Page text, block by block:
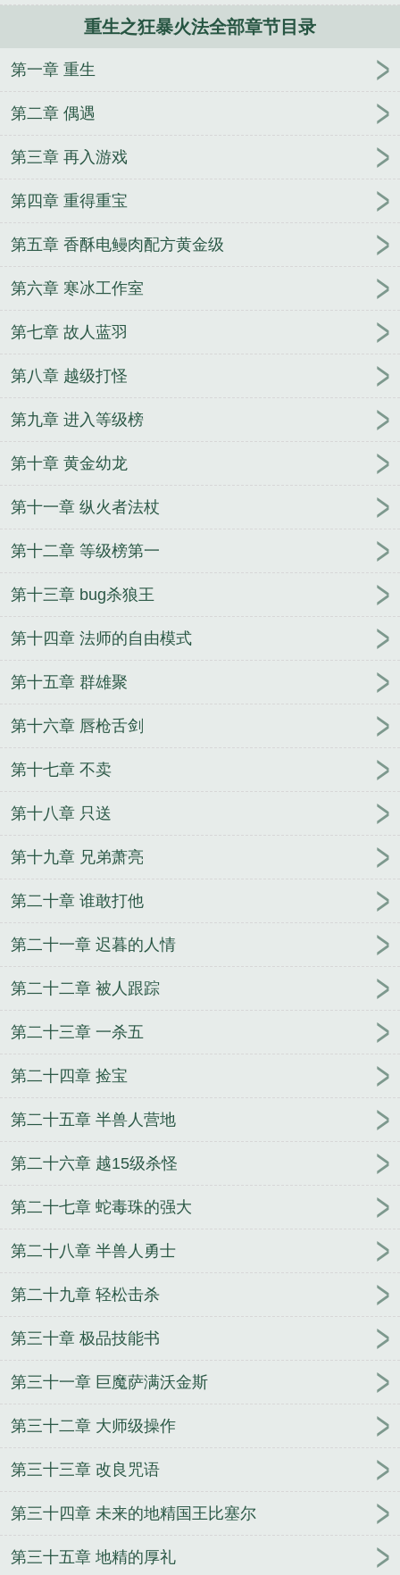
最强基因
重生之狂暴火法全部章节目录
第一章 重生
第二章 偶遇
第三章 再入游戏
第四章 重得重宝
第五章 香酥电鳗肉配方黄金级
第六章 寒冰工作室
第七章 故人蓝羽
第八章 越级打怪
第九章 进入等级榜
第十章 黄金幼龙
第十一章 纵火者法杖
第十二章 等级榜第一
第十三章 bug杀狼王
第十四章 法师的自由模式
第十五章 群雄聚
第十六章 唇枪舌剑
第十七章 不卖
第十八章 只送
第十九章 兄弟萧亮
第二十章 谁敢打他
第二十一章 迟暮的人情
第二十二章 被人跟踪
第二十三章 一杀五
第二十四章 捡宝
第二十五章 半兽人营地
第二十六章 越15级杀怪
第二十七章 蛇毒珠的强大
第二十八章 半兽人勇士
第二十九章 轻松击杀
第三十章 极品技能书
第三十一章 巨魔萨满沃金斯
第三十二章 大师级操作
第三十三章 改良咒语
第三十四章 未来的地精国王比塞尔
第三十五章 地精的厚礼